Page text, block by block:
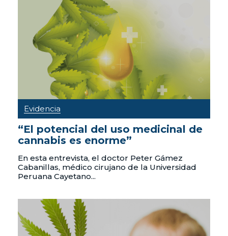
Evidencia
“El potencial del uso medicinal de
cannabis es enorme”
En esta entrevista, el doctor Peter Gámez
Cabanillas, médico cirujano de la Universidad
Peruana Cayetano...